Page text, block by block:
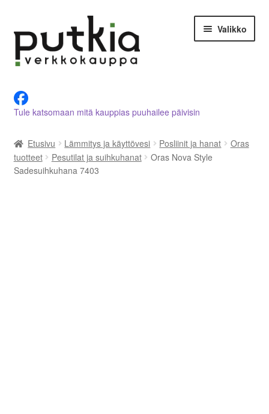
navigointiin
sisältöön
Valikko
Tietoja meistä
Asiakastilini
Ostoskori
Tule katsomaan mitä kauppias puuhailee päivisin
Etusivu Lämmitys ja käyttövesi Posliinit ja hanat
Oras
tuotteet
Pesutilat ja suihkuhanat
Oras Nova Style
Sadesuihkuhana 7403